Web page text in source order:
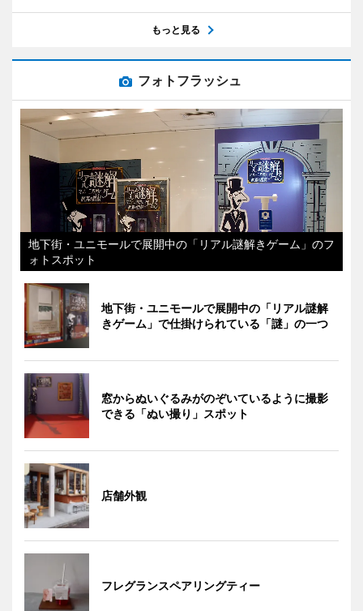
もっと見る
フォトフラッシュ
地下街・ユニモールで展開中の「リアル謎解きゲーム」のフ
ォトスポット
地下街・ユニモールで展開中の「リアル謎解
きゲーム」で仕掛けられている「謎」の一つ
窓からぬいぐるみがのぞいているように撮影
できる「ぬい撮り」スポット
店舗外観
フレグランスペアリングティー